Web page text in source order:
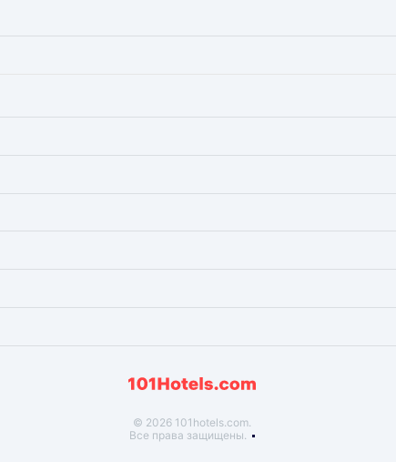
стала одной из главных достопримечательностей этого
статуя находилась в городском зоопарке
До 1945 года здесь находилось правительственное
русло было попросту закопано, новым же руслом
его на две половинки.
же имеет свою историю. Раньше она называлась
– Гусев. Название было дано в честь смертельно раненого
видами топлива по-прежнему остаются дрова и
© 2026 101hotels.com.
Все права защищены.